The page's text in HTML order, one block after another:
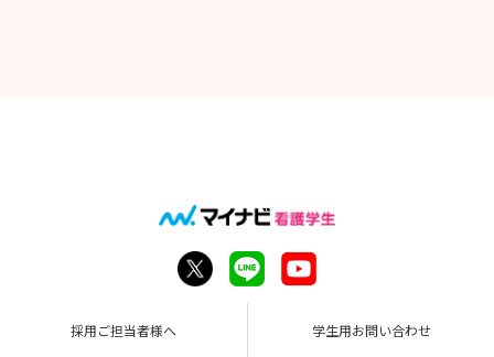
採用ご担当者様へ 学生用お問い合わせ